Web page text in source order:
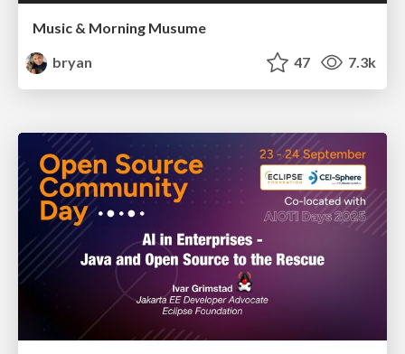
Music & Morning Musume
bryan
47 7.3k